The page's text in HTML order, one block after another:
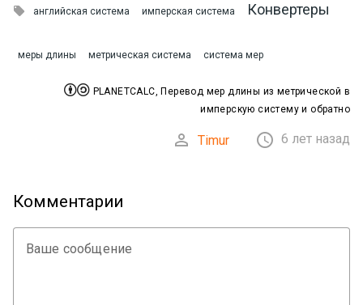
 английская система имперская система Конвертеры
меры длины метрическая система система мер
 PLANETCALC, Перевод мер длины из метрической в
имперскую систему и обратно
 Timur  6 лет назад
Комментарии
Ваше сообщение